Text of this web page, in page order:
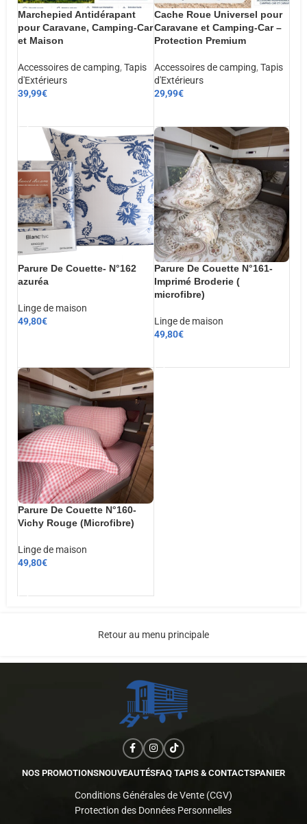
Marchepied Antidérapant
pour Caravane, Camping-Car
et Maison
Accessoires de camping, Tapis
d'Extérieurs
39,99€
Cache Roue Universel pour
Caravane et Camping-Car –
Protection Premium
Accessoires de camping, Tapis
d'Extérieurs
29,99€
Parure De Couette- N°162
azuréa
Linge de maison
49,80€
Parure De Couette N°161-
Imprimé Broderie (
microfibre)
Linge de maison
49,80€
Parure De Couette N°160-
Vichy Rouge (Microfibre)
Linge de maison
49,80€
Retour au menu principale
NOS PROMOTIONSNOUVEAUTÉSFAQ TAPIS & CONTACTSPANIER
Conditions Générales de Vente (CGV)
Protection des Données Personnelles